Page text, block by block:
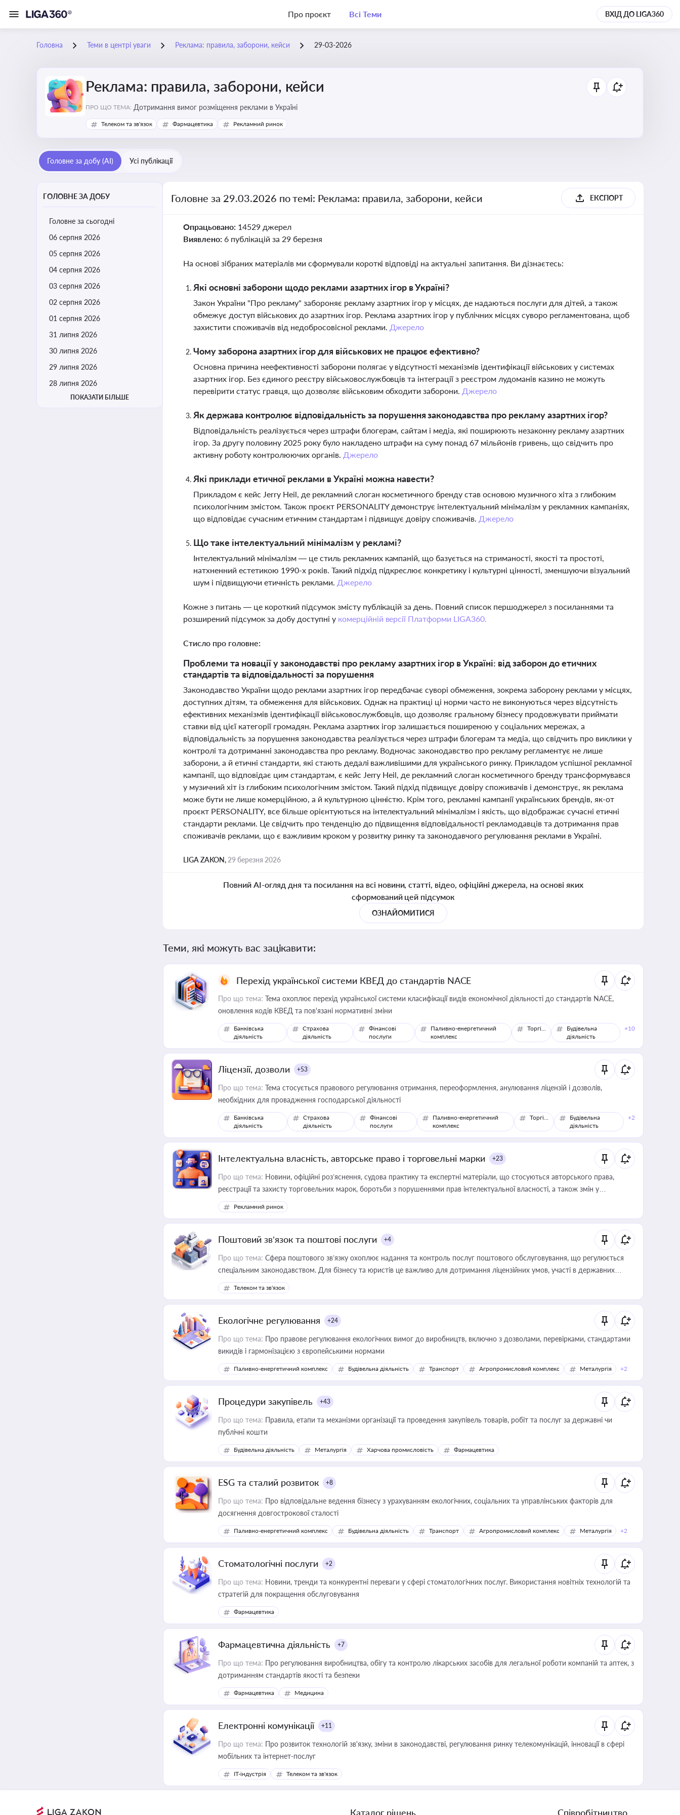
Про проєкт Всі Теми ВХІД ДО LIGA360
Головна Теми в центрі уваги Реклама: правила, заборони, кейси 29-03-2026
Реклама: правила, заборони, кейси
ПРО ЩО ТЕМА: Дотримання вимог розміщення реклами в Україні
Телеком та зв'язок Фармацевтика Рекламний ринок
Головне за добу (AI) Усі публікації
ГОЛОВНЕ ЗА ДОБУ
Головне за сьогодні
06 серпня 2026
05 серпня 2026
04 серпня 2026
03 серпня 2026
02 серпня 2026
01 серпня 2026
31 липня 2026
30 липня 2026
29 липня 2026
28 липня 2026
ПОКАЗАТИ БІЛЬШЕ
Головне за 29.03.2026 по темі: Реклама: правила, заборони, кейси ЕКСПОРТ
Опрацьовано: 14529 джерел
Виявлено: 6 публікацій за 29 березня
На основі зібраних матеріалів ми сформували короткі відповіді на актуальні запитання. Ви дізнаєтесь:
Які основні заборони щодо реклами азартних ігор в Україні?
Закон України "Про рекламу" забороняє рекламу азартних ігор у місцях, де надаються послуги для дітей, а також
обмежує доступ військових до азартних ігор. Реклама азартних ігор у публічних місцях суворо регламентована, щоб
захистити споживачів від недобросовісної реклами. Джерело
Чому заборона азартних ігор для військових не працює ефективно?
Основна причина неефективності заборони полягає у відсутності механізмів ідентифікації військових у системах
азартних ігор. Без єдиного реєстру військовослужбовців та інтеграції з реєстром лудоманів казино не можуть
перевірити статус гравця, що дозволяє військовим обходити заборони. Джерело
Як держава контролює відповідальність за порушення законодавства про рекламу азартних ігор?
Відповідальність реалізується через штрафи блогерам, сайтам і медіа, які поширюють незаконну рекламу азартних
ігор. За другу половину 2025 року було накладено штрафи на суму понад 67 мільйонів гривень, що свідчить про
активну роботу контролюючих органів. Джерело
Які приклади етичної реклами в Україні можна навести?
Прикладом є кейс Jerry Heil, де рекламний слоган косметичного бренду став основою музичного хіта з глибоким
психологічним змістом. Також проєкт PERSONALITY демонструє інтелектуальний мінімалізм у рекламних кампаніях,
що відповідає сучасним етичним стандартам і підвищує довіру споживачів. Джерело
Що таке інтелектуальний мінімалізм у рекламі?
Інтелектуальний мінімалізм — це стиль рекламних кампаній, що базується на стриманості, якості та простоті,
натхненний естетикою 1990-х років. Такий підхід підкреслює конкретику і культурні цінності, зменшуючи візуальний
шум і підвищуючи етичність реклами. Джерело
Кожне з питань — це короткий підсумок змісту публікацій за день. Повний список першоджерел з посиланнями та
розширений підсумок за добу доступні у комерційній версії Платформи LIGA360.
Стисло про головне:
Проблеми та новації у законодавстві про рекламу азартних ігор в Україні: від заборон до етичних
стандартів та відповідальності за порушення
Законодавство України щодо реклами азартних ігор передбачає суворі обмеження, зокрема заборону реклами у місцях,
доступних дітям, та обмеження для військових. Однак на практиці ці норми часто не виконуються через відсутність
ефективних механізмів ідентифікації військовослужбовців, що дозволяє гральному бізнесу продовжувати приймати
ставки від цієї категорії громадян. Реклама азартних ігор залишається поширеною у соціальних мережах, а
відповідальність за порушення законодавства реалізується через штрафи блогерам та медіа, що свідчить про виклики у
контролі та дотриманні законодавства про рекламу. Водночас законодавство про рекламу регламентує не лише
заборони, а й етичні стандарти, які стають дедалі важливішими для українського ринку. Прикладом успішної рекламної
кампанії, що відповідає цим стандартам, є кейс Jerry Heil, де рекламний слоган косметичного бренду трансформувався
у музичний хіт із глибоким психологічним змістом. Такий підхід підвищує довіру споживачів і демонструє, як реклама
може бути не лише комерційною, а й культурною цінністю. Крім того, рекламні кампанії українських брендів, як-от
проєкт PERSONALITY, все більше орієнтуються на інтелектуальний мінімалізм і якість, що відображає сучасні етичні
стандарти реклами. Це свідчить про тенденцію до підвищення відповідальності рекламодавців та дотримання прав
споживачів реклами, що є важливим кроком у розвитку ринку та законодавчого регулювання реклами в Україні.
LIGA ZAKON, 29 березня 2026
Повний AI-огляд дня та посилання на всі новини, статті, відео, офіційні джерела, на основі яких
сформований цей підсумок
ОЗНАЙОМИТИСЯ
Теми, які можуть вас зацікавити:
Перехід української системи КВЕД до стандартів NACE
Про що тема: Тема охоплює перехід української системи класифікації видів економічної діяльності до стандартів NACE,
оновлення кодів КВЕД та пов'язані нормативні зміни
Банківська
діяльність
Страхова
діяльність
Фінансові
послуги
Паливно-енергетичний
комплекс
Торгівля
Будівельна
діяльність
+10
Ліцензії, дозволи +53
Про що тема: Тема стосується правового регулювання отримання, переоформлення, анулювання ліцензій і дозволів,
необхідних для провадження господарської діяльності
Банківська
діяльність
Страхова
діяльність
Фінансові
послуги
Паливно-енергетичний
комплекс
Торгівля
Будівельна
діяльність
+2
Інтелектуальна власність, авторське право і торговельні марки +23
Про що тема: Новини, офіційні роз’яснення, судова практику та експертні матеріали, що стосуються авторського права,
реєстрації та захисту торговельних марок, боротьби з порушеннями прав інтелектуальної власності, а також змін у
законодавстві у цій сфері
Рекламний ринок
Поштовий зв’язок та поштові послуги +4
Про що тема: Сфера поштового зв’язку охоплює надання та контроль послуг поштового обслуговування, що регулюється
спеціальним законодавством. Для бізнесу та юристів це важливо для дотримання ліцензійних умов, участі в державних
реєстрах і забезпечення прав споживачів.
Телеком та зв'язок
Екологічне регулювання +24
Про що тема: Про правове регулювання екологічних вимог до виробництв, включно з дозволами, перевірками, стандартами
викидів і гармонізацією з європейськими нормами
Паливно-енергетичний комплекс Будівельна діяльність Транспорт Агропромисловий комплекс Металургія +2
Процедури закупівель +43
Про що тема: Правила, етапи та механізми організації та проведення закупівель товарів, робіт та послуг за державні чи
публічні кошти
Будівельна діяльність Металургія Харчова промисловість Фармацевтика
ESG та сталий розвиток +8
Про що тема: Про відповідальне ведення бізнесу з урахуванням екологічних, соціальних та управлінських факторів для
досягнення довгострокової сталості
Паливно-енергетичний комплекс Будівельна діяльність Транспорт Агропромисловий комплекс Металургія +2
Стоматологічні послуги +2
Про що тема: Новини, тренди та конкурентні переваги у сфері стоматологічних послуг. Використання новітніх технологій та
стратегій для покращення обслуговування
Фармацевтика
Фармацевтична діяльність +7
Про що тема: Про регулювання виробництва, обігу та контролю лікарських засобів для легальної роботи компаній та аптек, з
дотриманням стандартів якості та безпеки
Фармацевтика Медицина
Електронні комунікації +11
Про що тема: Про розвиток технологій зв'язку, зміни в законодавстві, регулювання ринку телекомунікацій, інновації в сфері
мобільних та інтернет-послуг
IT-індустрія Телеком та зв'язок
Каталог рішень Співробітництво